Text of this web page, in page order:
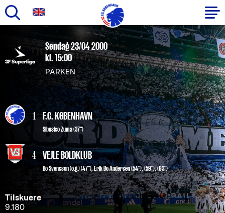
hovedindhold
Primær
navigation
Søndag 23/04 2000
kl. 15:00
PARKEN
1 F.C. KØBENHAVN
Sibusiso Zuma(37")
4 VEJLE BOLDKLUB
Bo Svensson(o.g.)(47"),Erik Bo Andersen (54"), (59"), (63")
Tilskuere
9.180